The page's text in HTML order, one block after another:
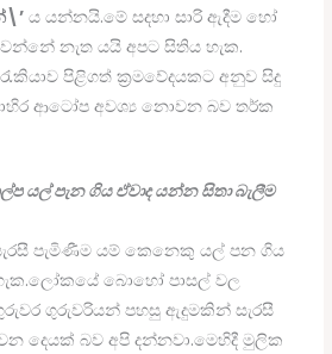
ය යන්නයි.මේ සදහා සාරි ඇදීම හෝ
නැත යයි අපට සිතිය හැක.
පිළිගත් ක්‍රමවේදයකට අනුව සිදු
ආටෝප අවශ්‍ය නොවන බව තර්ක
යල් පැන ගිය ඒවාද යන්න සිතා බැලීම
පැමිණීම යම් කෙනෙකු යල් පන ගිය
බොහෝ පාසල් වල
ගුරුවරියන් පහසු ඇදුමකින් සැරසී
දෙයක් බව අපි දන්නවා.මෙහිදී මුලික